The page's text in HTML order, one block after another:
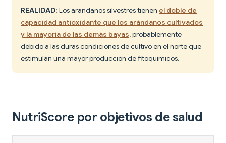
REALIDAD: Los arándanos silvestres tienen el doble de
capacidad antioxidante que los arándanos cultivados
y la mayoría de las demás bayas, probablemente
debido a las duras condiciones de cultivo en el norte que
estimulan una mayor producción de fitoquímicos.
NutriScore por objetivos de salud